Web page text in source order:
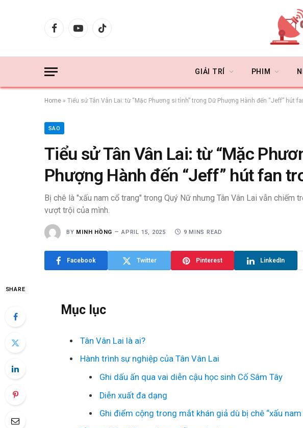
FacebookYouTubeTikTok
GIẢI TRÍ PHIM
Home » Tiểu sử Tân Vân Lai: từ “Mặc Phương si tình” trong Dữ Phượng Hành đến “Jeff” hút
SAO
Tiểu sử Tân Vân Lai: từ “Mặc
Phượng Hành đến “Jeff” hút fan
Bị chê là "xấu nam cổ trang" trong Quý Nữ nhưng Tân Vân Lai vẫn chiếm
vượt trội của mình.
BY MINH HỒNG APRIL 15, 2025 9 MINS READ
Facebook Twitter Pinterest LinkedIn
SHARE
Mục lục
Tân Vân Lai là ai?
Hành trình sự nghiệp của Tân Vân Lai
Ghi dấu ấn qua vai diễn cậu học sinh Cố Sâm Tây
Diễn xuất đa dạng
Ghi điểm cộng trong mắt khán giả dù bị chê “xấu nam